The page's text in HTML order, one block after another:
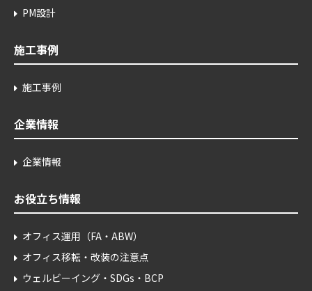
PM設計
施工事例
施工事例
企業情報
企業情報
お役立ち情報
オフィス運用（FA・ABW）
オフィス移転・改装の注意点
ウェルビーイング・SDGs・BCP